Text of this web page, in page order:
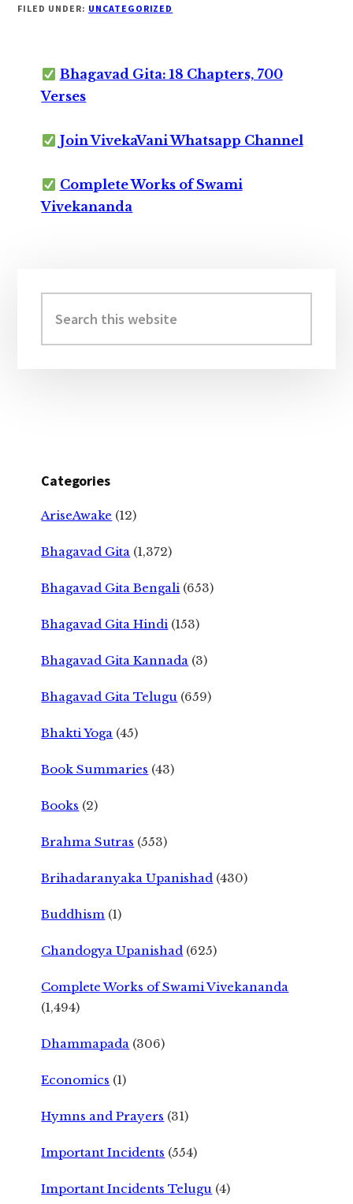
FILED UNDER: UNCATEGORIZED
Bhagavad Gita: 18 Chapters, 700
Verses
Join VivekaVani Whatsapp Channel
Complete Works of Swami
Vivekananda
Sidebar
this
website
Categories
AriseAwake (12)
Bhagavad Gita (1,372)
Bhagavad Gita Bengali (653)
Bhagavad Gita Hindi (153)
Bhagavad Gita Kannada (3)
Bhagavad Gita Telugu (659)
Bhakti Yoga (45)
Book Summaries (43)
Books (2)
Brahma Sutras (553)
Brihadaranyaka Upanishad (430)
Buddhism (1)
Chandogya Upanishad (625)
Complete Works of Swami Vivekananda
(1,494)
Dhammapada (306)
Economics (1)
Hymns and Prayers (31)
Important Incidents (554)
Important Incidents Telugu (4)